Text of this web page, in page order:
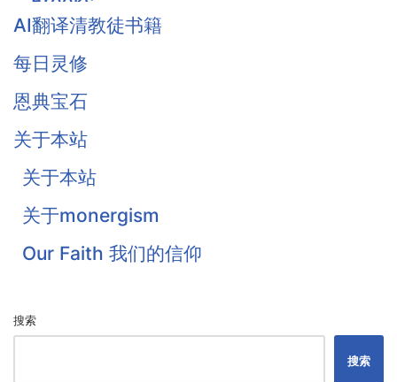
Owen
Traill
Thomas Waston
Goodwin
Flavel
Colquhoun
戴恩·奥特伦
AI翻译清教徒书籍
每日灵修
恩典宝石
关于本站
关于本站
关于monergism
Our Faith 我们的信仰
搜索
搜索